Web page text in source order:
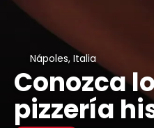
Nápoles, Italia
Conozca
pizzería